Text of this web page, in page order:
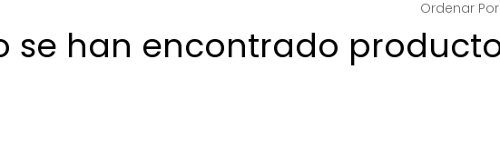
Ordenar Por:
se han encontrado